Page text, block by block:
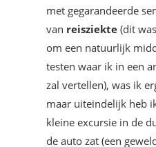
met gegarandeerde
van reisziekte (dit
om een natuurlijk
testen waar ik in een
zal vertellen), was ik
maar uiteindelijk heb
kleine excursie in de
de auto zat (een